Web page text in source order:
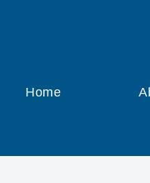
Home